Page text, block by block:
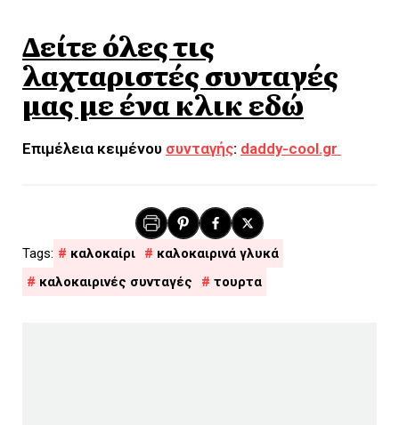
Δείτε όλες τις
λαχταριστές συνταγές
μας με ένα κλικ εδώ
Επιμέλεια κειμένου συνταγής: daddy-cool.gr
καλοκαίρι
καλοκαιρινά γλυκά
καλοκαιρινές συνταγές
τουρτα